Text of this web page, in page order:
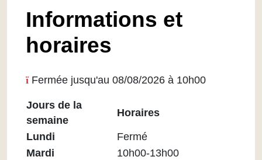
Informations et
horaires
Fermée jusqu'au 08/08/2026 à 10h00
Horaires
Médiathèque
Jours de la
semaine
Horaires
Lundi
Fermé
Mardi
10h00-13h00